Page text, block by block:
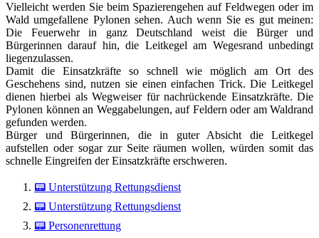
Vielleicht werden Sie beim Spazierengehen auf Feldwegen oder im
Wald umgefallene Pylonen sehen. Auch wenn Sie es gut meinen:
Die Feuerwehr in ganz Deutschland weist die Bürger und
Bürgerinnen darauf hin, die Leitkegel am Wegesrand unbedingt
liegenzulassen.
Damit die Einsatzkräfte so schnell wie möglich am Ort des
Geschehens sind, nutzen sie einen einfachen Trick. Die Leitkegel
dienen hierbei als Wegweiser für nachrückende Einsatzkräfte. Die
Pylonen können an Weggabelungen, auf Feldern oder am Waldrand
gefunden werden.
Bürger und Bürgerinnen, die in guter Absicht die Leitkegel
aufstellen oder sogar zur Seite räumen wollen, würden somit das
schnelle Eingreifen der Einsatzkräfte erschweren.
📟 Unterstützung Rettungsdienst
📟 Unterstützung Rettungsdienst
📟 Personenrettung